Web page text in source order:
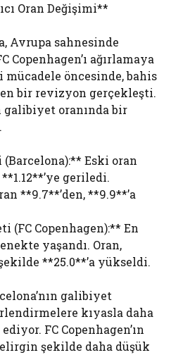
Oran Değişimi**
Avrupa sahnesinde
ağırlamaya
mücadele öncesinde, bahis
bir revizyon gerçekleşti.
galibiyet oranında bir
Eski oran
geriledi.
**9.7**’den, **9.9**’a
(FC Copenhagen):** En
yaşandı. Oran,
**25.0**’a yükseldi.
galibiyet
kıyasla daha
FC Copenhagen’ın
şekilde daha düşük